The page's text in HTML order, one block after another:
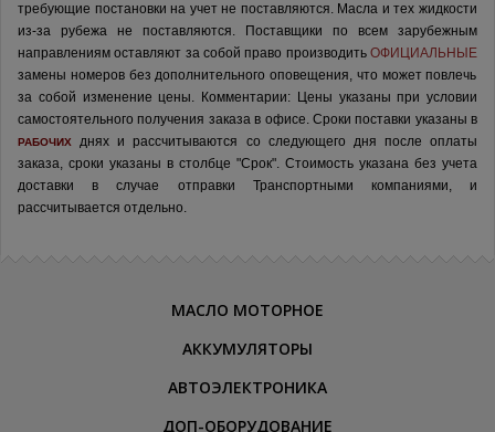
требующие постановки на учет не поставляются. Масла и тех жидкости
из-за рубежа не поставляются.
Поставщики по всем зарубежным
направлениям оставляют за собой право производить ОФИЦИАЛЬНЫЕ
замены номеров без дополнительного оповещения, что может повлечь
за собой изменение цены. Комментарии: Цены указаны при условии
самостоятельного получения заказа в офисе. Сроки поставки указаны в
РАБОЧИХ
днях и рассчитываются со следующего дня после оплаты
заказа, сроки указаны в столбце "Срок". Стоимость указана без учета
доставки в случае отправки Транспортными компаниями, и
рассчитывается отдельно.
МАСЛО МОТОРНОЕ
АККУМУЛЯТОРЫ
АВТОЭЛЕКТРОНИКА
ДОП-ОБОРУДОВАНИЕ